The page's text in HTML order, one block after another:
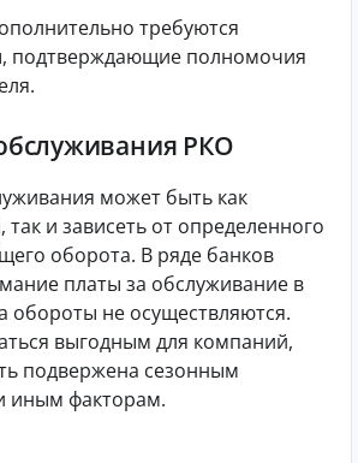
требуются
подтверждающие полномочия
РКО
может быть как
и зависеть от определенного
оборота. В ряде банков
платы за обслуживание в
обороты не осуществляются.
выгодным для компаний,
подвержена сезонным
иным факторам.